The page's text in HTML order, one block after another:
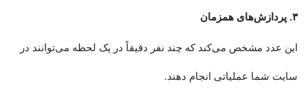
۳. پردازش‌های همزمان
این عدد مشخص می‌کند که چند نفر دقیقاً در یک لحظه می‌توانند در
سایت شما عملیاتی انجام دهند.